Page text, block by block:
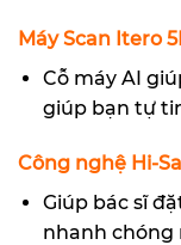
Máy Scan Itero
Cỗ máy AI
giúp bạn tự
Công nghệ Hi-
Giúp bác sĩ
nhanh chóng